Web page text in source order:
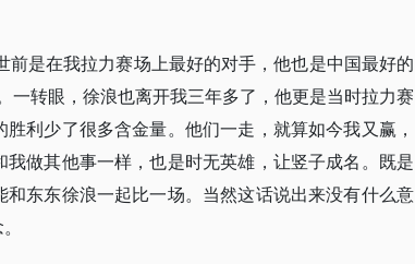
是在我拉力赛场上最好的对手，他也是中国最好的
转眼，徐浪也离开我三年多了，他更是当时拉力赛
利少了很多含金量。他们一走，就算如今我又赢，
做其他事一样，也是时无英雄，让竖子成名。既是
东东徐浪一起比一场。当然这话说出来没有什么意